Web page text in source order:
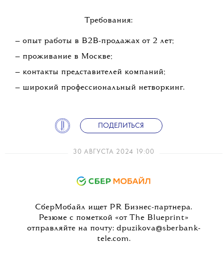
Требования:
— опыт работы в B2B-продажах от 2 лет;
— проживание в Москве;
— контакты представителей компаний;
— широкий профессиональный нетворкинг.
ПОДЕЛИТЬСЯ
30 АВГУСТА 2024 19:00
СберМобайл ищет PR Бизнес-партнера.
Резюме с пометкой «от The Blueprint»
отправляйте на почту: dpuzikova@sberbank-
tele.com.